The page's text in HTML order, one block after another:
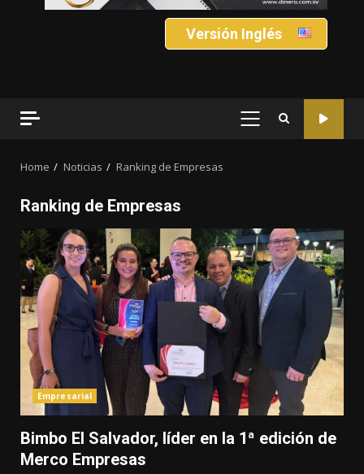
Versión Inglés
PRIMARY
Home Noticias Ranking de Empresas
Ranking de Empresas
Empresarial
Bimbo El Salvador, líder en la 1ª edición de
Merco Empresas